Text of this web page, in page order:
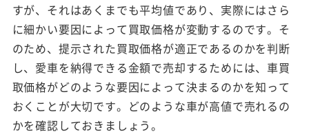
すが、それはあくまでも平均値であり、実際にはさら
に細かい要因によって買取価格が変動するのです。そ
のため、提示された買取価格が適正であるのかを判断
し、愛車を納得できる金額で売却するためには、車買
取価格がどのような要因によって決まるのかを知って
おくことが大切です。どのような車が高値で売れるの
かを確認しておきましょう。